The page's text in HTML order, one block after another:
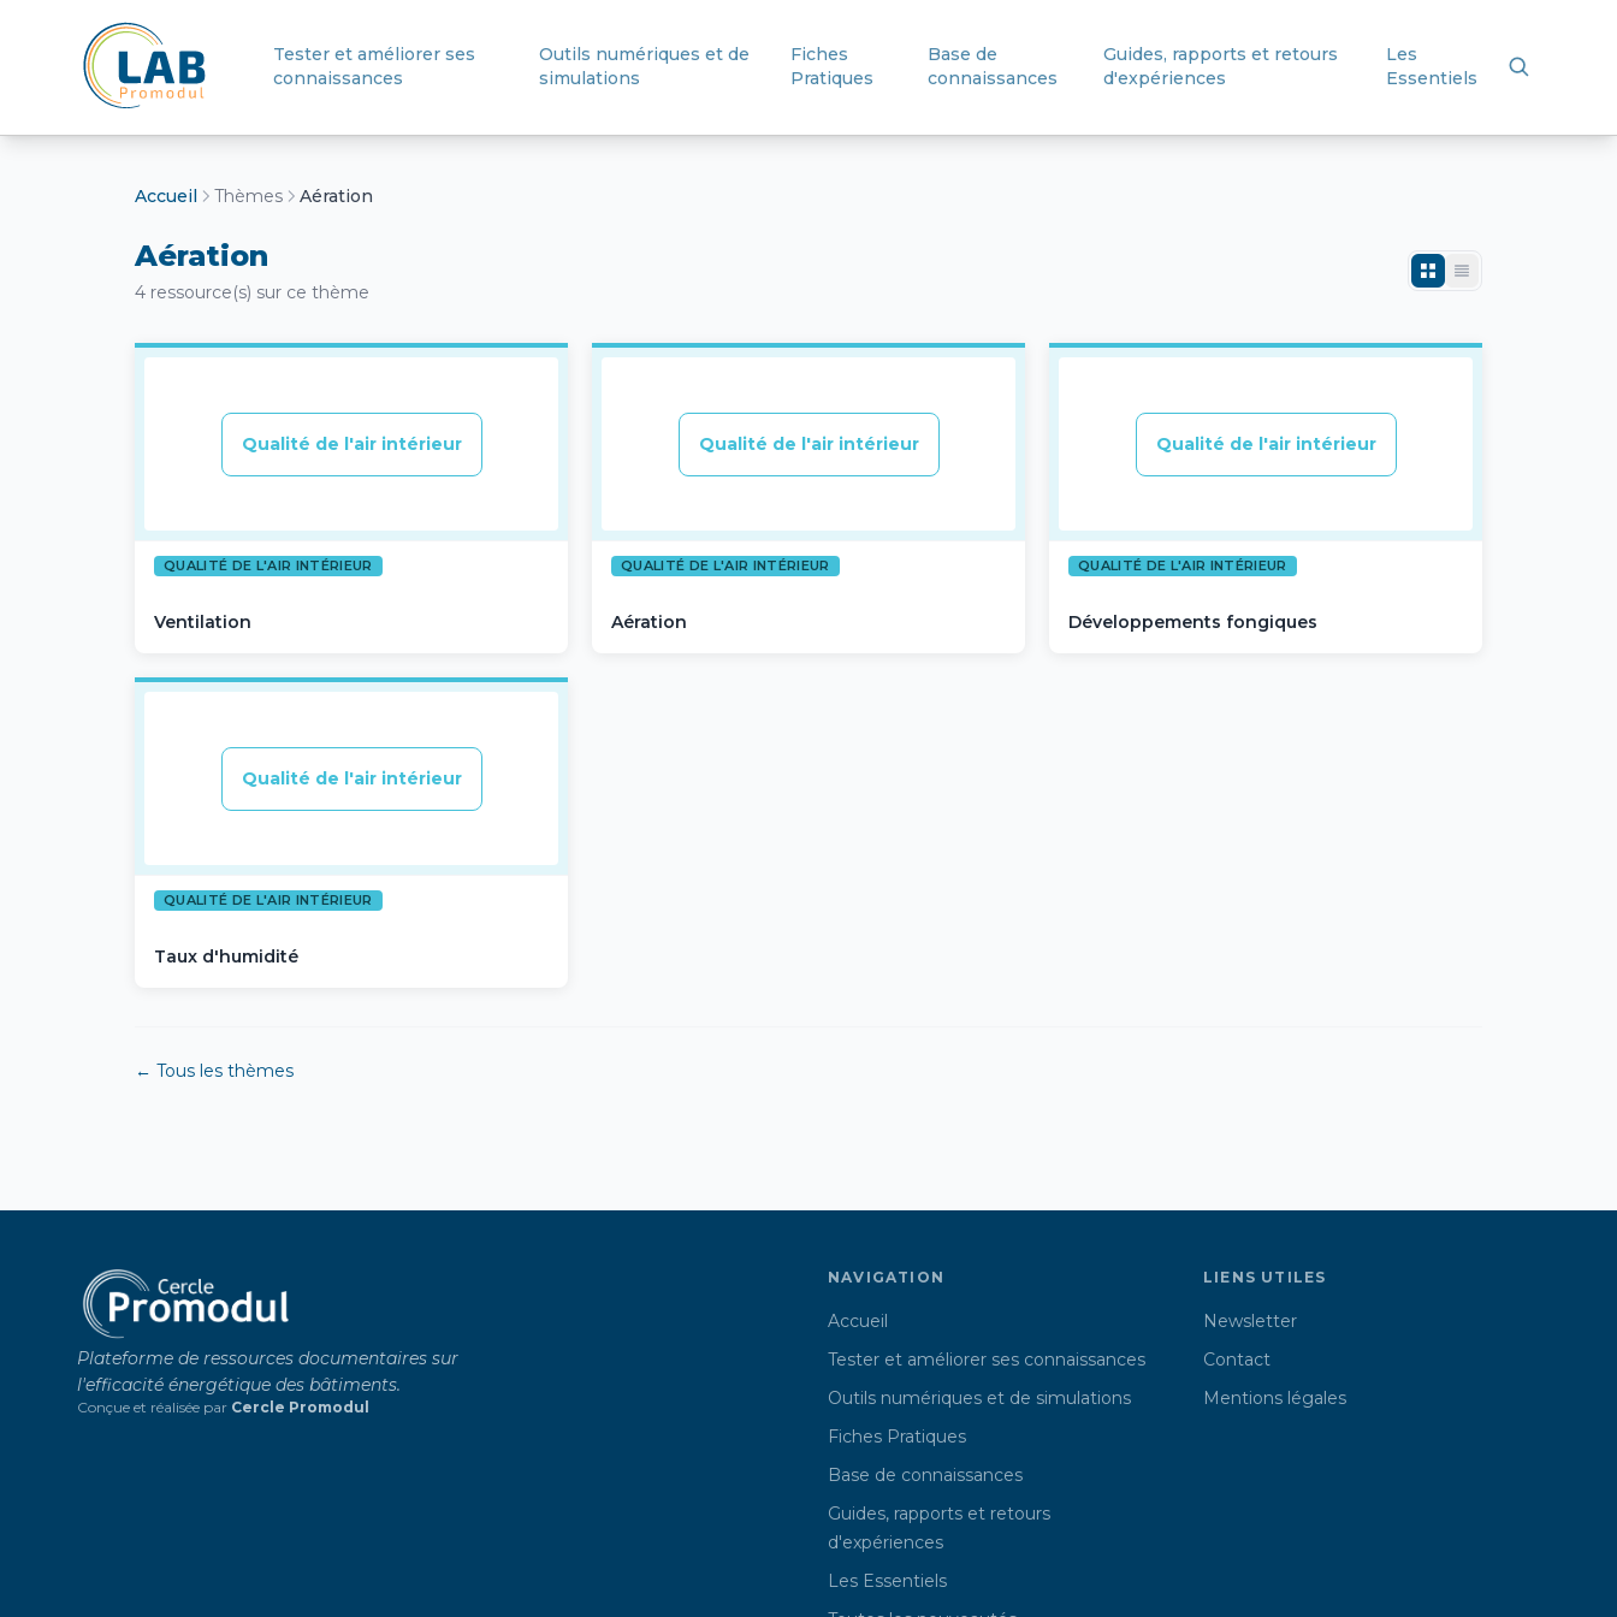
Retour à l'accueil
Tester et améliorer ses
connaissances
Outils numériques et de
simulations
Fiches
Pratiques
Base de
connaissances
Guides, rapports et retours
d'expériences
Les
Essentiels
Accueil Thèmes Aération
Aération
4 ressource(s) sur ce thème
Qualité de l'air intérieur
QUALITÉ DE L'AIR INTÉRIEUR
Ventilation
Qualité de l'air intérieur
QUALITÉ DE L'AIR INTÉRIEUR
Aération
Qualité de l'air intérieur
QUALITÉ DE L'AIR INTÉRIEUR
Développements fongiques
Qualité de l'air intérieur
QUALITÉ DE L'AIR INTÉRIEUR
Taux d'humidité
← Tous les thèmes
Plateforme de ressources documentaires sur
l'efficacité énergétique des bâtiments.
Conçue et réalisée par Cercle Promodul
NAVIGATION
Accueil
Tester et améliorer ses connaissances
Outils numériques et de simulations
Fiches Pratiques
Base de connaissances
Guides, rapports et retours
d'expériences
Les Essentiels
LIENS UTILES
Newsletter
Contact
Mentions légales